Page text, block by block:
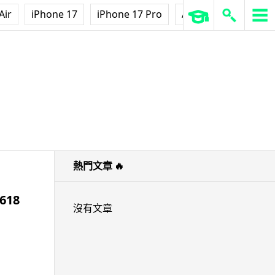
iPhone 17 iPhone 17 Pro AirPods Pro 3
熱門文章 🔥
沒有文章